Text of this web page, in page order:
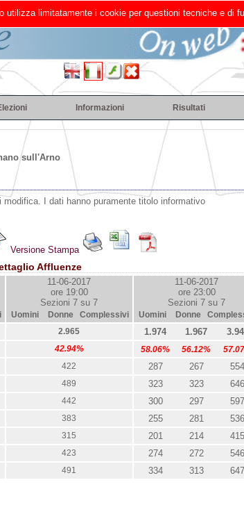
Informazioni Risultati
sull'Arno
I dati hanno puramente titolo informativo
Versione Stampa
Affluenze
11-06-2017
ore 19:00
Sezioni 7 su 7
Uomini Donne Complessivi
11-06-2017
ore 23:00
Sezioni 7 su 7
Uomini Donne
2.965 1.974 1.967
42.94% 58.06% 56.12%
422 287 267 554
489 323 323 646
442 300 297 597
383 255 281 536
315 201 214 415
423 274 272 546
491 334 313 647
utilizza limitatamente i cookie per questioni tecniche e di